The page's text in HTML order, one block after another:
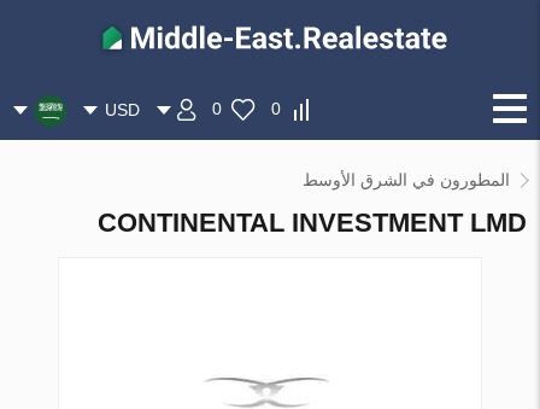
0
0
USD
المطورون في الشرق الأوسط
CONTINENTAL INVESTMENT LMD